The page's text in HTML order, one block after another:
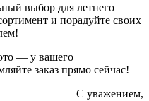
выбор для летнего
и порадуйте своих
— у вашего
заказ прямо сейчас!
С уважением,